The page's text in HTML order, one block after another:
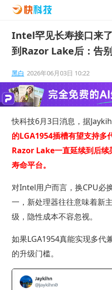
Intel罕见长寿接口来
到Razor Lake后：告
黑白 2026年06月03日 10:22
快科技6月3日消息，据
的LGA1954插槽有望支持多
Razor Lake一直延续到后
寿命平台。
对Intel用户而言，换CPU必
一，新处理器往往意味着新
级，隐性成本不容忽视。
如果LGA1954真能实现多代
的升级门槛。